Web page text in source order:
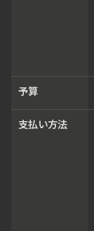
予算
支払い方法